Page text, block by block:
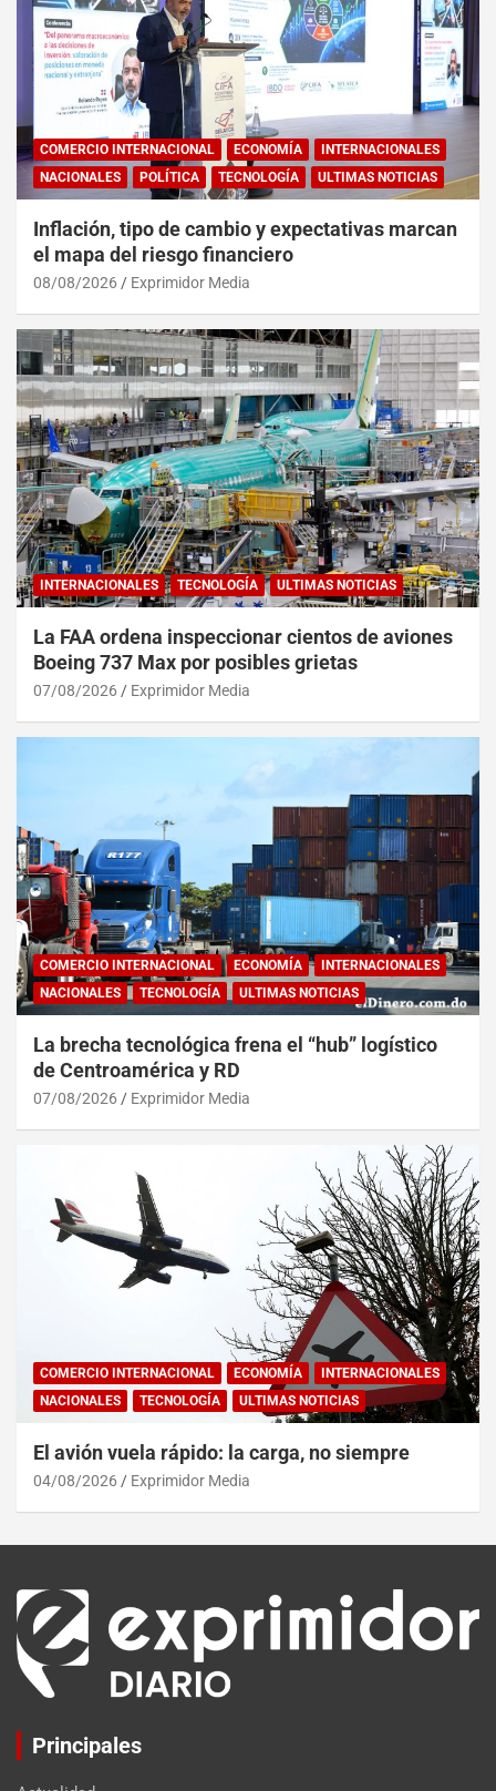
COMERCIO INTERNACIONAL ECONOMÍA
INTERNACIONALES
NACIONALES
POLÍTICA TECNOLOGÍA ULTIMAS NOTICIAS
Inflación, tipo de cambio y expectativas marcan
el mapa del riesgo financiero
08/08/2026 Exprimidor Media
INTERNACIONALES TECNOLOGÍA ULTIMAS NOTICIAS
La FAA ordena inspeccionar cientos de aviones
Boeing 737 Max por posibles grietas
07/08/2026 Exprimidor Media
COMERCIO INTERNACIONAL ECONOMÍA
INTERNACIONALES
NACIONALES
TECNOLOGÍA ULTIMAS NOTICIAS
La brecha tecnológica frena el “hub” logístico
de Centroamérica y RD
07/08/2026 Exprimidor Media
COMERCIO INTERNACIONAL ECONOMÍA
INTERNACIONALES
NACIONALES
TECNOLOGÍA ULTIMAS NOTICIAS
El avión vuela rápido: la carga, no siempre
04/08/2026 Exprimidor Media
Principales